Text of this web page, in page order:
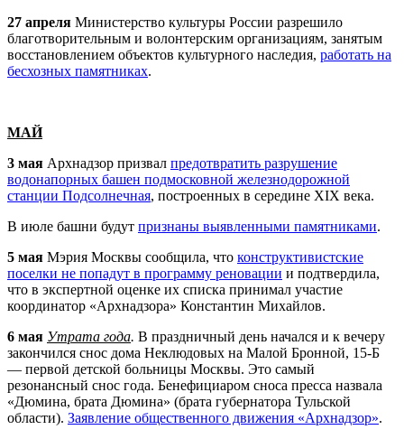
27 апреля Министерство культуры России разрешило
благотворительным и волонтерским организациям, занятым
восстановлением объектов культурного наследия, работать на
бесхозных памятниках.
МАЙ
3 мая Архнадзор призвал предотвратить разрушение
водонапорных башен подмосковной железнодорожной
станции Подсолнечная, построенных в середине XIX века.
В июле башни будут признаны выявленными памятниками.
5 мая Мэрия Москвы сообщила, что конструктивистские
поселки не попадут в программу реновации и подтвердила,
что в экспертной оценке их списка принимал участие
координатор «Архнадзора» Константин Михайлов.
6 мая Утрата года. В праздничный день начался и к вечеру
закончился снос дома Неклюдовых на Малой Бронной, 15-Б
— первой детской больницы Москвы. Это самый
резонансный снос года. Бенефициаром сноса пресса назвала
«Дюмина, брата Дюмина» (брата губернатора Тульской
области). Заявление общественного движения «Архнадзор».